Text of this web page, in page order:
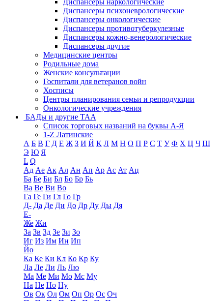
Диспансеры наркологические
Диспансеры психоневрологические
Диспансеры онкологические
Диспансеры противотуберкулезные
Диспансеры кожно-венерологические
Диспансеры другие
Медицинские центры
Родильные дома
Женские консультации
Госпитали для ветеранов войн
Хосписы
Центры планирования семьи и репродукции
Онкологические учреждения
БАДы и другие ТАА
Список торговых названий на буквы А-Я
1-Z Латинские
А Б В Г Д Е Ж З И Й К Л М Н О П Р С Т У Ф Х Ц Ч Ш
Э Ю Я
L Q
Ад Ае Ак Ал Ан Ап Ар Ас Ат Ац
Ба Бе Би Бл Бо Бр Бь
Ва Ве Ви Во
Га Ге Ги Гл Го Гр
Д- Да Де Ди До Др Ду Ды Дя
Е-
Же Жи
За Зв Зд Зе Зи Зо
Иг Из Им Ин Ип
Йо
Ка Ке Ки Кл Ко Кр Ку
Ла Ле Ли Ль Лю
Ма Ме Ми Мо Мс Му
На Не Но Ну
Ов Ок Ол Ом Оп Ор Ос Оч